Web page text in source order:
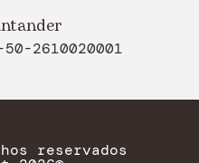
2610020001
reservados